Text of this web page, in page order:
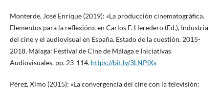
Monterde, José Enrique (2019): «La producción cinematográfica.
Elementos para la reflexión», en Carlos F. Heredero (Ed.), Industria
del cine y el audiovisual en España. Estado de la cuestión. 2015-
2018, Málaga: Festival de Cine de Málaga e Iniciativas
Audiovisuales, pp. 23-114. https://bit.ly/3LNPlXs
Pérez, Ximo (2015): «La convergencia del cine con la televisión: